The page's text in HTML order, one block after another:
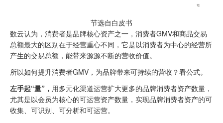
节选自白皮书
数云认为，消费者是品牌核心资产之一，消费者GMV和商品交易
总额最大的区别在于经营重心不同，它是以消费者为中心的经营所
产生的交易总额，能带来源源不断的营收价值。
所以如何提升消费者GMV，为品牌带来可持续的营收？看公式。
左手起“量”， 用多元化渠道运营扩大更多的品牌消费者资产数量，
尤其是以会员为核心的可运营资产数量，实现品牌消费者资产的可
收集、可识别、可分析和可运营。